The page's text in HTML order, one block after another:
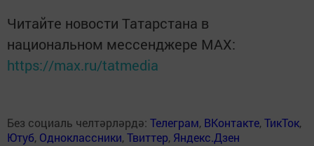
Читайте новости Татарстана в
национальном мессенджере MАХ:
https://max.ru/tatmedia
Без социаль челтәрләрдә: Телеграм, ВКонтакте,ТикТок,
Ютуб, Одноклассники,Твиттер, Яндекс.Дзен